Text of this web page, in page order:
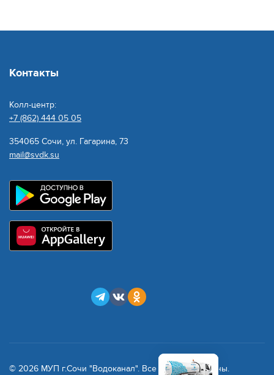
Контакты
Колл-центр:
+7 (862) 444 05 05
354065 Сочи, ул. Гагарина, 73
mail@svdk.su
© 2026 МУП г.Сочи "Водоканал". Все права защищены.